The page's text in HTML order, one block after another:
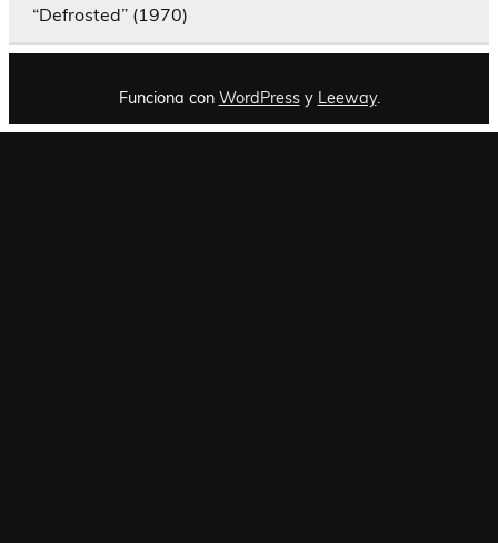
“Defrosted” (1970)
Funciona con WordPressy Leeway.